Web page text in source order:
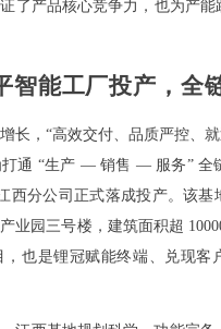
了产品核心竞争力，也为产能
智能工厂投产，全
长，“高效交付、品质严控、
通 “生产 — 销售 — 服务” 全
西分公司正式落成投产。该基
业园三号楼，建筑面积超
也是锂冠赋能终端、兑现客